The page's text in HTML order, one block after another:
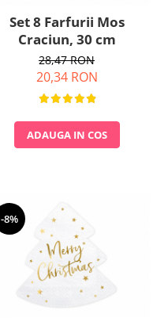
Set 8 Farfurii Mos
Craciun, 30 cm
28,47 RON
20,34 RON
ADAUGA IN COS
-8%